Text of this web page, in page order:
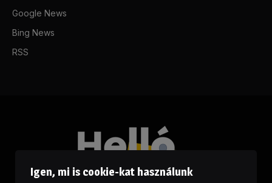
Google News
Bing News
RSS
Igen, mi is cookie-kat használunk